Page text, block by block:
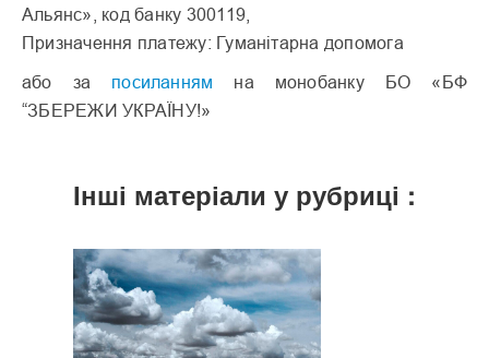
Альянс», код банку 300119,
Призначення платежу: Гуманітарна допомога
або за посиланням на монобанку БО «БФ
“ЗБЕРЕЖИ УКРАЇНУ!»
Інші матеріали у рубриці :